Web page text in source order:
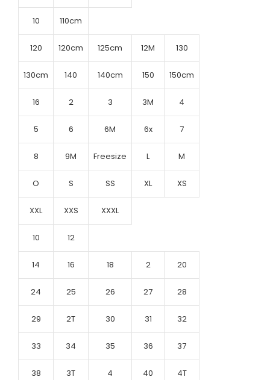
10 110cm
120 120cm 125cm 12M 130
130cm 140 140cm 150 150cm
16 2 3 3M 4
5 6 6M 6x 7
8 9M Freesize L M
O S SS XL XS
XXL XXS XXXL
10 12
14 16 18 2 20
24 25 26 27 28
29 2T 30 31 32
33 34 35 36 37
38 3T 4 40 4T